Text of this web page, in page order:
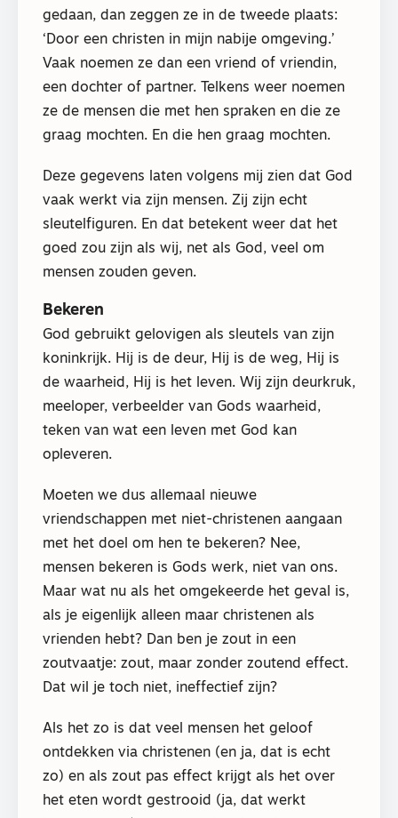
gedaan, dan zeggen ze in de tweede plaats:
‘Door een christen in mijn nabije omgeving.’
Vaak noemen ze dan een vriend of vriendin,
een dochter of partner. Telkens weer noemen
ze de mensen die met hen spraken en die ze
graag mochten. En die hen graag mochten.
Deze gegevens laten volgens mij zien dat God
vaak werkt via zijn mensen. Zij zijn echt
sleutelfiguren. En dat betekent weer dat het
goed zou zijn als wij, net als God, veel om
mensen zouden geven.
Bekeren
God gebruikt gelovigen als sleutels van zijn
koninkrijk. Hij is de deur, Hij is de weg, Hij is
de waarheid, Hij is het leven. Wij zijn deurkruk,
meeloper, verbeelder van Gods waarheid,
teken van wat een leven met God kan
opleveren.
Moeten we dus allemaal nieuwe
vriendschappen met niet-christenen aangaan
met het doel om hen te bekeren? Nee,
mensen bekeren is Gods werk, niet van ons.
Maar wat nu als het omgekeerde het geval is,
als je eigenlijk alleen maar christenen als
vrienden hebt? Dan ben je zout in een
zoutvaatje: zout, maar zonder zoutend effect.
Dat wil je toch niet, ineffectief zijn?
Als het zo is dat veel mensen het geloof
ontdekken via christenen (en ja, dat is echt
zo) en als zout pas effect krijgt als het over
het eten wordt gestrooid (ja, dat werkt